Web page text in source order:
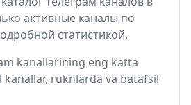
активные каналы по
статистикой.
kanallarining eng katta
kanallar, ruknlarda va batafsil